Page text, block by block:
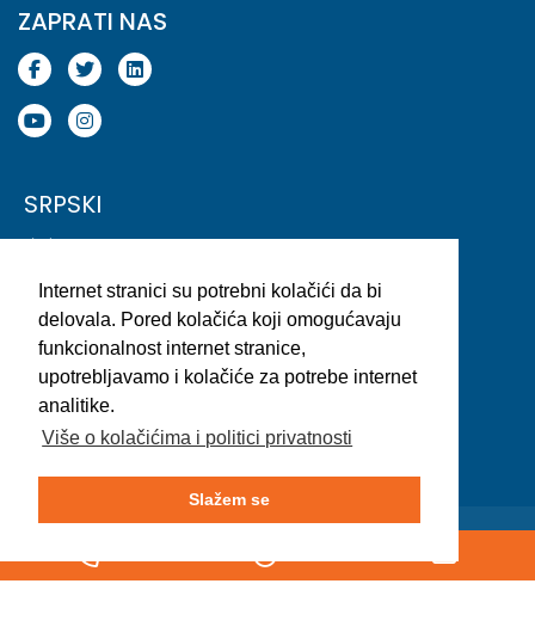
Internet stranici su potrebni kolačići da bi
delovala. Pored kolačića koji omogućavaju
funkcionalnost internet stranice,
upotrebljavamo i kolačiće za potrebe internet
analitike.
Više o kolačićima i politici privatnosti
Slažem se
ZAPRATI NAS
SRPSKI
English
(EN)
Slovenski (SI)
Deutsch
(DE)
Deutsch
(AT)
Italiano
(IT)
Čeština
(CZ)
Hrvatski
(HR)
(NL)
(ES)
, vse pravice pridržane.